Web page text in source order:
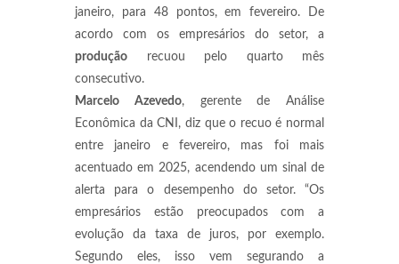
janeiro, para 48 pontos, em fevereiro. De
acordo com os empresários do setor, a
produção recuou pelo quarto mês
consecutivo.
Marcelo Azevedo, gerente de Análise
Econômica da CNI, diz que o recuo é normal
entre janeiro e fevereiro, mas foi mais
acentuado em 2025, acendendo um sinal de
alerta para o desempenho do setor. “Os
empresários estão preocupados com a
evolução da taxa de juros, por exemplo.
Segundo eles, isso vem segurando a